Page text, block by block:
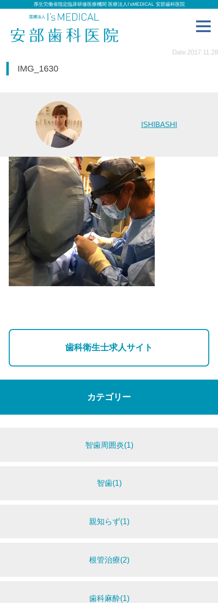
厚生労働省指定臨床研修医療機関 医療法人I’sMEDICAL 安部歯科医院
Date:2017.11.28
IMG_1630
ISHIBASHI
歯科衛生士求人サイト
カテゴリー
智歯周囲炎(1)
智歯(1)
親知らず(1)
根管治療(2)
歯科麻酔(1)